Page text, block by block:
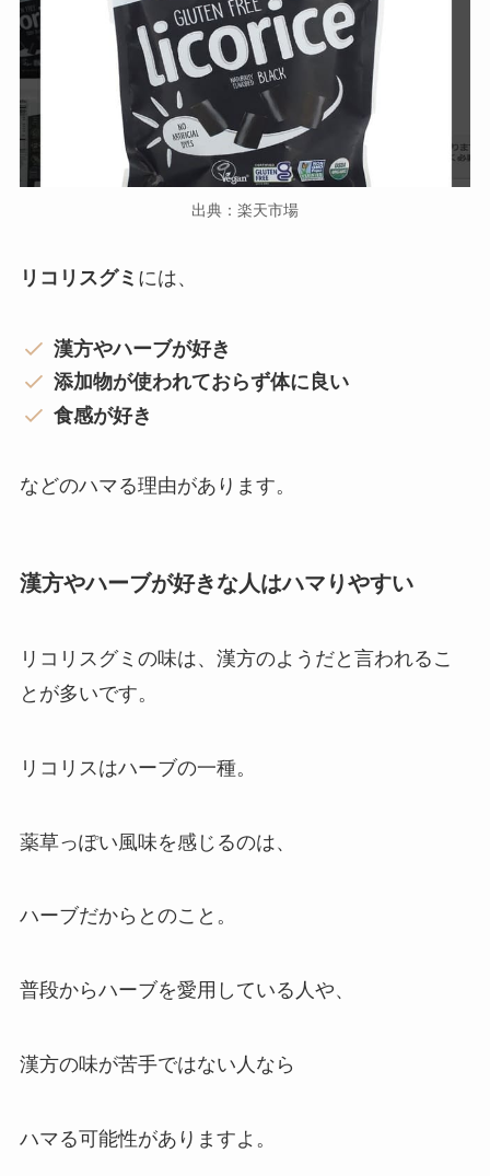
出典：楽天市場
リコリスグミ には、
漢方やハーブが好き
添加物が使われておらず体に良い
食感が好き
などのハマる理由があります。
漢方やハーブが好きな人はハマりやすい
リコリスグミの味は、漢方のようだと言われるこ
とが多いです。
リコリスはハーブの一種。
薬草っぽい風味を感じるのは、
ハーブだからとのこと。
普段からハーブを愛用している人や、
漢方の味が苦手ではない人なら
ハマる可能性がありますよ。